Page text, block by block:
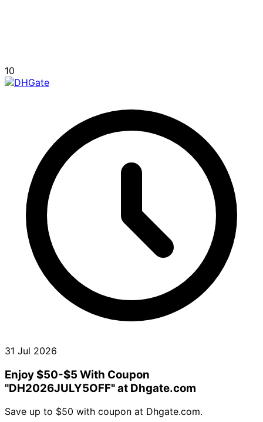
10
31 Jul 2026
Enjoy $50-$5 With Coupon
"DH2026JULY5OFF" at Dhgate.com
Save up to $50 with coupon at Dhgate.com.